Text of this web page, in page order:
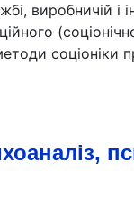
виробничій і
соціоніки